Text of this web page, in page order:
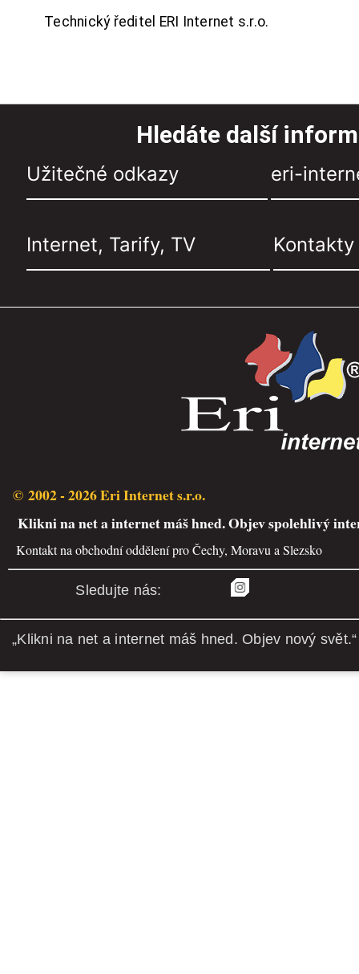
Technický ředitel ERI Internet s.r.o.
Hledáte další
Užitečné odkazy eri-
Internet, Tarify, TV Kontakty
© 2002 - 2026 Eri Internet s.r.o.
Klikni na net a internet máš hned. Objev spolehlivý
Kontakt na obchodní oddělení pro Čechy, Moravu a Slezsko
Sledujte nás:
„Klikni na net a internet máš hned. Objev nový svět.“